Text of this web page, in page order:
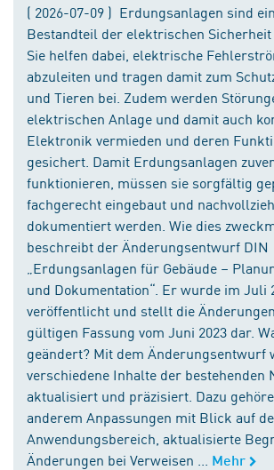
( 2026-07-09 ) Erdungsanlagen sind
Bestandteil der elektrischen Sicherheit
Sie helfen dabei, elektrische
abzuleiten und tragen damit zum
und Tieren bei. Zudem werden
elektrischen Anlage und damit auch
Elektronik vermieden und deren
gesichert. Damit Erdungsanlagen
funktionieren, müssen sie sorgfältig
fachgerecht eingebaut und
dokumentiert werden. Wie dies
beschreibt der Änderungsentwurf DIN
„Erdungsanlagen für Gebäude –
und Dokumentation“. Er wurde im Juli
veröffentlicht und stellt die
gültigen Fassung vom Juni 2023 dar.
geändert? Mit dem Änderungsentwurf
verschiedene Inhalte der bestehenden
aktualisiert und präzisiert. Dazu
anderem Anpassungen mit Blick auf
Anwendungsbereich, aktualisierte
Änderungen bei Verweisen ...
Mehr